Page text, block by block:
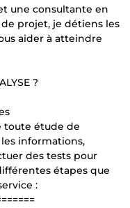
une consultante en
projet, je détiens les
aider à atteindre
?
toute étude de
informations,
des tests pour
étapes que
: